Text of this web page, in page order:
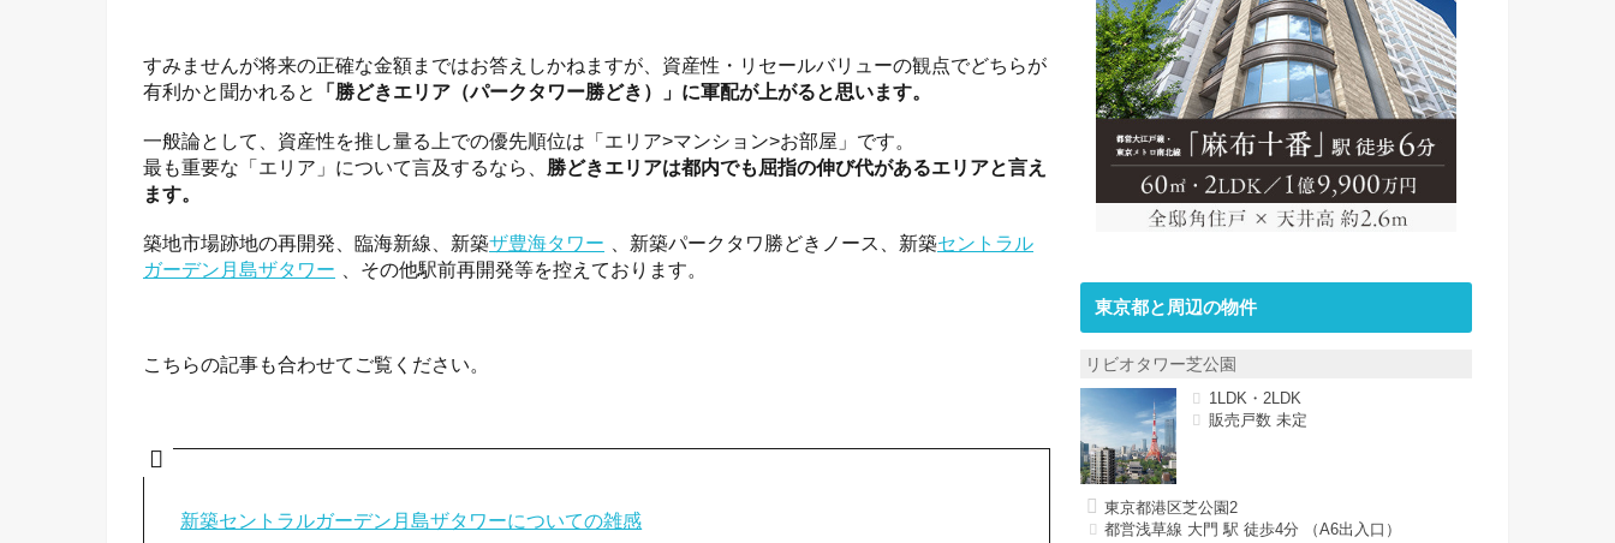
すみませんが将来の正確な金額まではお答えしかねますが、資産性・リセールバリューの観点でどちらが
有利かと聞かれると
「勝どきエリア（パークタワー勝どき）」に軍配が上がると思います。
一般論として、資産性を推し量る上での優先順位は「エリア>マンション>お部屋」です。
最も重要な「エリア」について言及するなら、 勝どきエリアは都内でも屈指の伸び代があるエリアと言え
ます。
築地市場跡地の再開発、臨海新線、新築ザ豊海タワー 、新築パークタワ勝どきノース、新築セントラル
ガーデン月島ザタワー
、その他駅前再開発等を控えております。
こちらの記事も合わせてご覧ください。
新築セントラルガーデン月島ザタワーについての雑感
東京都と周辺の物件
リビオタワー芝公園
1LDK・2LDK
販売戸数 未定
東京都港区芝公園2
都営浅草線 大門 駅 徒歩4分 （A6出入口）